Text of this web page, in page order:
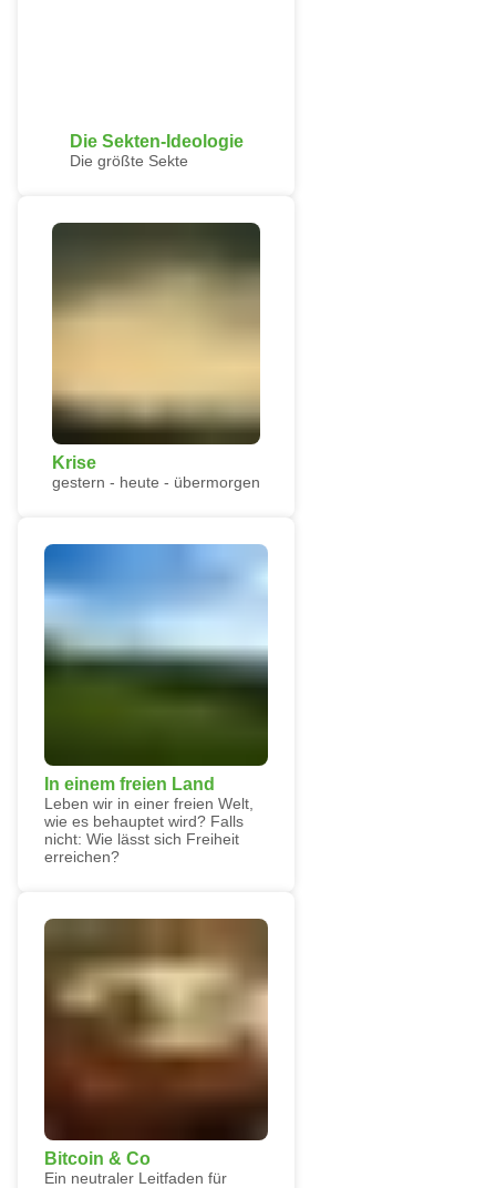
Die Sekten-Ideologie
Die größte Sekte
Krise
gestern - heute - übermorgen
In einem freien Land
Leben wir in einer freien Welt,
wie es behauptet wird? Falls
nicht: Wie lässt sich Freiheit
erreichen?
Bitcoin & Co
Ein neutraler Leitfaden für